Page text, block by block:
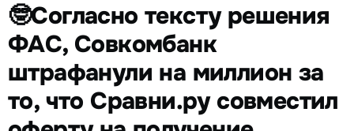
🤓Согласно тексту решения
ФАС, Совкомбанк
штрафанули на миллион за
то, что Сравни.ру совместил